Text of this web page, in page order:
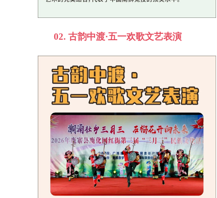
02. 古韵中渡·五一欢歌文艺表演